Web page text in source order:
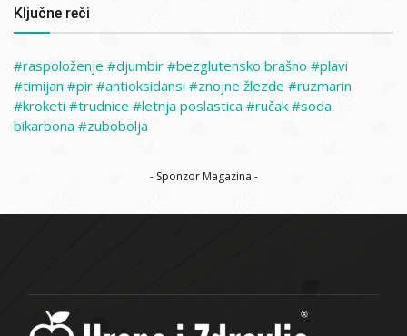
Ključne reči
raspoloženje djumbir bezglutensko brašno
plavi
timijan
pir antioksidansi znojne žlezde
ruzmarin
kroketi
trudnice letnja poslastica ručak
soda
bikarbona
zubobolja
- Sponzor Magazina -